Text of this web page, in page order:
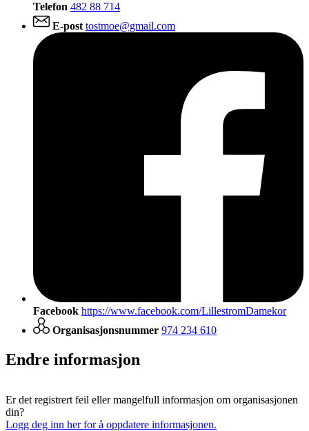
Telefon 482 88 714
E-post tostmoe@gmail.com
Facebook https://www.facebook.com/LillestromDamekor
Organisasjonsnummer 974 234 610
Endre informasjon
Er det registrert feil eller mangelfull informasjon om organisasjonen
din?
Logg deg inn her for å oppdatere informasjonen.